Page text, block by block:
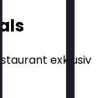
exklusiv